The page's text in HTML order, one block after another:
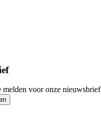
voor onze nieuwsbrief